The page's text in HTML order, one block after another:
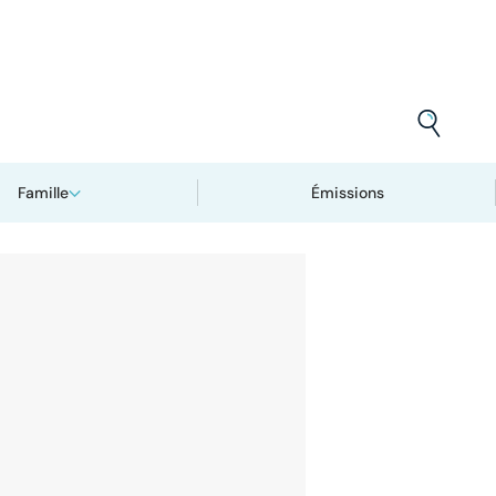
Famille Émissions